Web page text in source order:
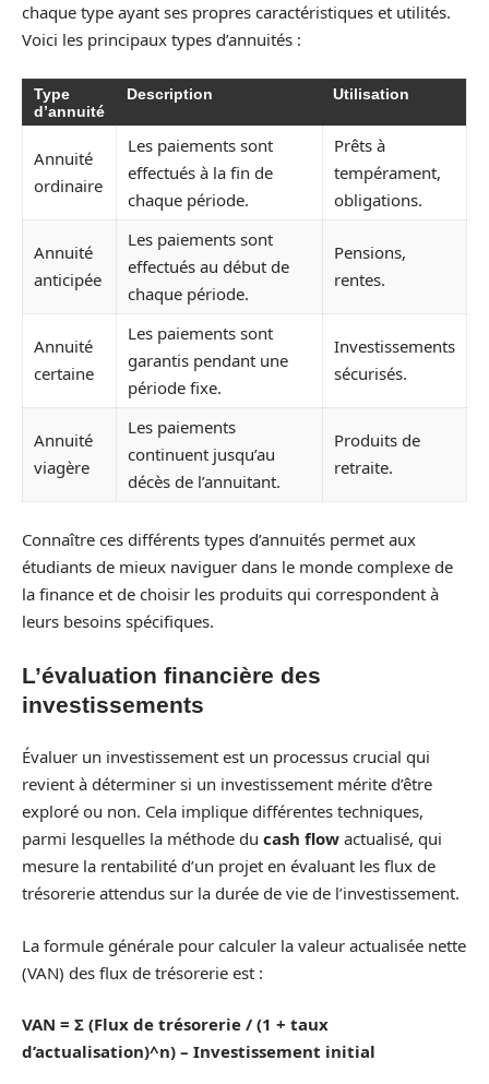
chaque type ayant ses propres caractéristiques et utilités.
Voici les principaux types d’annuités :
Type
d’annuité
Description Utilisation
Annuité
ordinaire
Les paiements sont
effectués à la fin de
chaque période.
Prêts à
tempérament,
obligations.
Annuité
anticipée
Les paiements sont
effectués au début de
chaque période.
Pensions,
rentes.
Annuité
certaine
Les paiements sont
garantis pendant une
période fixe.
Investissements
sécurisés.
Annuité
viagère
Les paiements
continuent jusqu’au
décès de l’annuitant.
Produits de
retraite.
Connaître ces différents types d’annuités permet aux
étudiants de mieux naviguer dans le monde complexe de
la finance et de choisir les produits qui correspondent à
leurs besoins spécifiques.
L’évaluation financière des
investissements
Évaluer un investissement est un processus crucial qui
revient à déterminer si un investissement mérite d’être
exploré ou non. Cela implique différentes techniques,
parmi lesquelles la méthode du cash flow actualisé, qui
mesure la rentabilité d’un projet en évaluant les flux de
trésorerie attendus sur la durée de vie de l’investissement.
La formule générale pour calculer la valeur actualisée nette
(VAN) des flux de trésorerie est :
VAN = Σ (Flux de trésorerie / (1 + taux
d’actualisation)^n) – Investissement initial